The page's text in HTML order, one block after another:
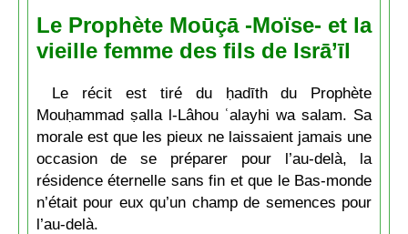
Le Prophète Moūçā -Moïse- et la
vieille femme des fils de Isrā’īl
Le récit est tiré du ḥadīth du Prophète
Mouḥammad ṣalla l-Lâhou ʿalayhi wa salam. Sa
morale est que les pieux ne laissaient jamais une
occasion de se préparer pour l’au-delà, la
résidence éternelle sans fin et que le Bas-monde
n’était pour eux qu’un champ de semences pour
l’au-delà.